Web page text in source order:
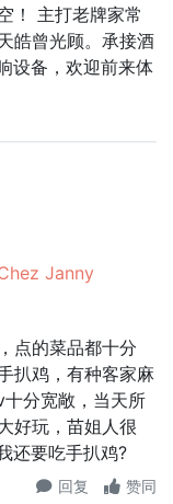
！ 主打老牌家常
皓曾光顾。承接酒
设备，欢迎前来体
Janny
点的菜品都十分
扒鸡，有种客家麻
分宽敞，当天所
好玩，苗姐人很
还要吃手扒鸡?
回复 赞同